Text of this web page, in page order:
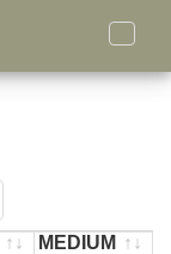
Toggle
MEDIUM